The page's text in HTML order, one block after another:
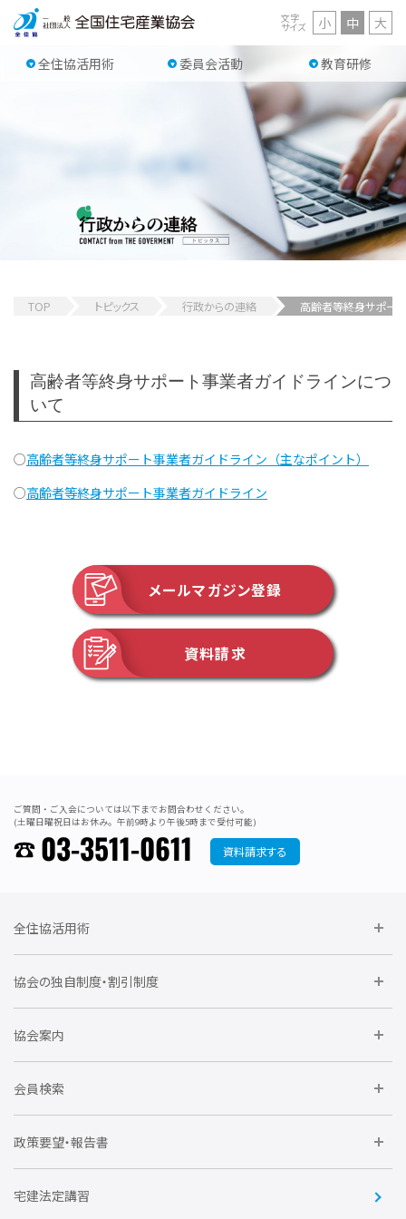
全住協活用術 委員会活動 教育研修
文字
サイズ 小 中 大
TOP トピックス 行政からの連絡 高齢者等終身サポー
高齢者等終身サポート事業者ガイドラインにつ
いて
○高齢者等終身サポート事業者ガイドライン（主なポイント）
○高齢者等終身サポート事業者ガイドライン
メールマガジン登録
資料請求
ご質問・ご入会については以下までお問合わせください。
(土曜日曜祝日はお休み。午前9時より午後5時まで受付可能)
03-3511-0611 資料請求する
全住協活用術
委員会に参加しよう
要望活動に参加しよう
協会の独自制度・割引制度
住宅瑕疵担保責任保険割引制度
全住協NET
不動産後見アドバイザー資格講習
会
全住協ビジネスショップ
協会案内
運営組織
トライアル会員制度
会員検索
企業会員
賛助会員
政策要望・報告書
住宅・土地税制改正要望
宅建法定講習